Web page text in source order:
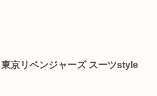
東京リベンジャーズ スーツstyle